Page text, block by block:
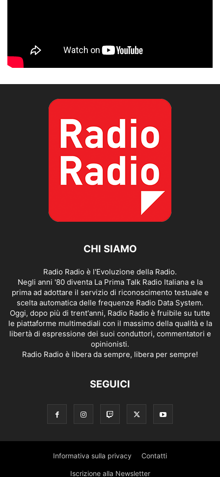
CHI SIAMO
Radio Radio è l'Evoluzione della Radio.
Negli anni '80 diventa La Prima Talk Radio Italiana e la
prima ad adottare il servizio di riconoscimento testuale e
scelta automatica delle frequenze Radio Data System.
Oggi, dopo più di trent'anni, Radio Radio è fruibile su tutte
le piattaforme multimediali con il massimo della qualità e la
libertà di espressione dei suoi conduttori, commentatori e
opinionisti.
Radio Radio è libera da sempre, libera per sempre!
SEGUICI
Informativa sulla privacy Contatti
Iscrizione alla Newsletter